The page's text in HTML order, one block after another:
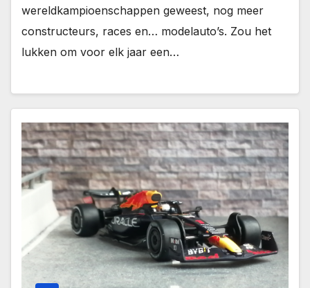
wereldkampioenschappen geweest, nog meer
constructeurs, races en… modelauto’s. Zou het
lukken om voor elk jaar een…